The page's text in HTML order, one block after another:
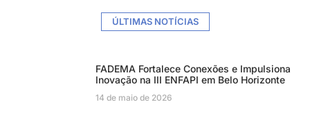
ÚLTIMAS NOTÍCIAS
FADEMA Fortalece Conexões e Impulsiona
Inovação na III ENFAPI em Belo Horizonte
14 de maio de 2026